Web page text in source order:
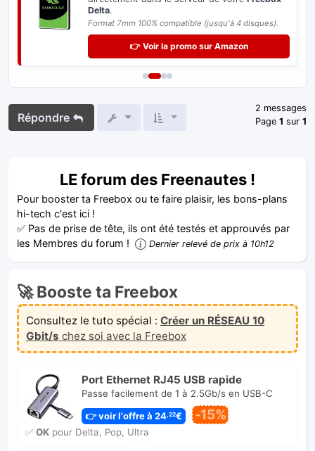
Delta.
Format 7mm 100% compatible (jusqu'à 4 disques).
👉 Voir la promo sur Amazon
Répondre
2 messages
Page 1 sur 1
LE forum des Freenautes !
Pour booster ta Freebox ou te faire plaisir, les bons-plans
hi-tech c'est ici !
✅ Pas de prise de tête, ils ont été testés et approuvés par
les Membres du forum !
Dernier relevé de prix à 10h12
🚀 Booste ta Freebox
Consultez le tuto spécial : Créer un RÉSEAU 10
Gbit/s chez soi avec la Freebox
Port Ethernet RJ45 USB rapide
Passe facilement de 1 à 2.5Gb/s en USB-C
👉 voir l'offre à 24 ,22€ -15%
✅ OKpour Delta, Pop, Ultra